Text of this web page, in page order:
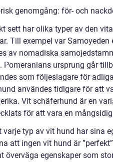
genomgång: för- och
sett har olika typer av den
Till exempel var
av nomadiska
Pomeranians ursprung går
som följeslagare för
användes tidigare för att
Vit schäferhund är en
för att vara en
varje typ av vit hund har sina
att ingen vit hund är
överväga egenskaper som